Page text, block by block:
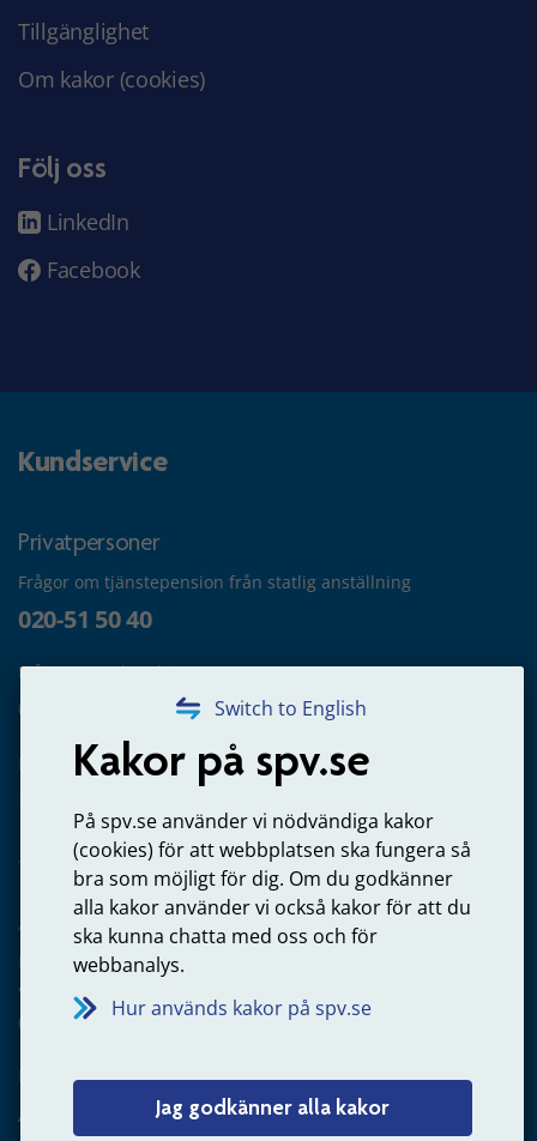
Switch to English
Kakor på spv.se
På spv.se använder vi nödvändiga kakor
(cookies) för att webbplatsen ska fungera så
bra som möjligt för dig. Om du godkänner
alla kakor använder vi också kakor för att du
ska kunna chatta med oss och för
webbanalys.
Hur används kakor på spv.se
Jag godkänner alla kakor
Tillgänglighet
Om kakor (cookies)
Följ oss
LinkedIn
Facebook
Kundservice
Privatpersoner
Frågor om tjänstepension från statlig anställning
020-51 50 40
Frågor om utbetalning
020-65 00 65
Kontakta oss
Arbetsgivare
Frågor om administration av tjänstepension från statlig
anställning
060-18 75 03
Kontakta oss
Arbetsgivare – skicka mejl till oss